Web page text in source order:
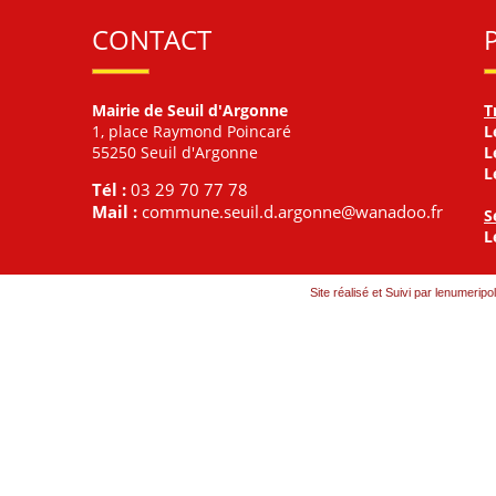
CONTACT
Mairie de Seuil d'Argonne
1, place Raymond Poincaré
55250 Seuil d'Argonne
Tél : 03 29 70 77 78
Mail : commune.seuil.d.argonne@wanadoo.fr
Site réalisé et Suivi par